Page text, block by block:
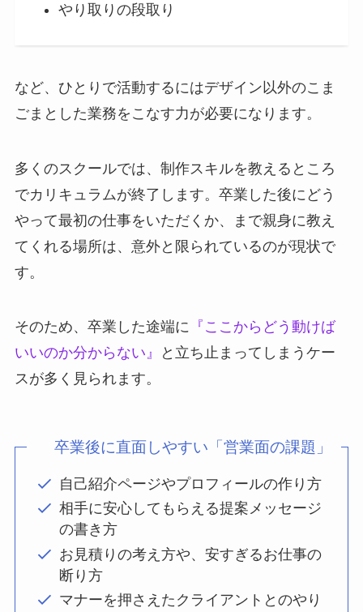
やり取りの段取り
など、ひとりで活動するにはデザイン以外のこま
ごまとした業務をこなす力が必要になります。
多くのスクールでは、制作スキルを教えるところ
でカリキュラムが終了します。卒業した後にどう
やって最初の仕事をいただくか、まで親身に教え
てくれる場所は、意外と限られているのが現状で
す。
そのため、卒業した途端に 『ここからどう動けば
いいのか分からない』
と立ち止まってしまうケー
スが多く見られます。
卒業後に直面しやすい「営業面の課題」
自己紹介ページやプロフィールの作り方
相手に安心してもらえる提案メッセージ
の書き方
お見積りの考え方や、安すぎるお仕事の
断り方
マナーを押さえたクライアントとのやり